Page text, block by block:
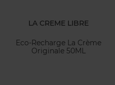
LA CREME LIBRE
Eco-Recharge La Crème
Originale 50ML